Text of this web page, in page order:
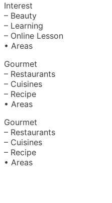
Interest
– Beauty
– Learning
– Online Lesson
• Areas
Gourmet
– Restaurants
– Cuisines
– Recipe
• Areas
Gourmet
– Restaurants
– Cuisines
– Recipe
• Areas